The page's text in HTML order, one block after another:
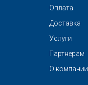
Оплата
Доставка
Услуги
Партнерам
О компании